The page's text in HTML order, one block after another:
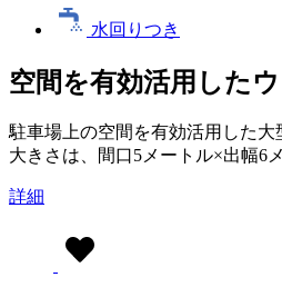
水回りつき
空間を有効活用した
駐車場上の空間を有効活用した大
大きさは、間口5メートル×出幅6
詳細